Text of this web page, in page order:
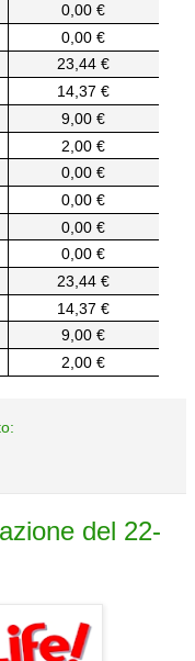
0,00 €
0,00 €
23,44 €
14,37 €
9,00 €
2,00 €
0,00 €
0,00 €
0,00 €
0,00 €
23,44 €
14,37 €
9,00 €
2,00 €
del 22-